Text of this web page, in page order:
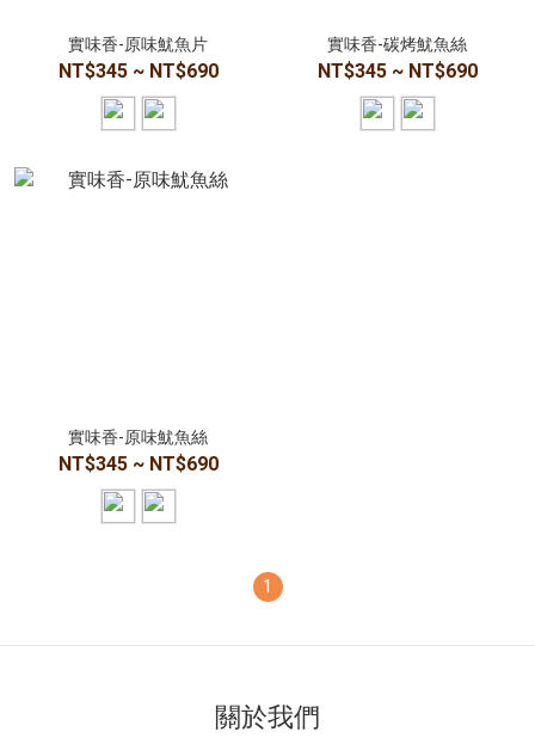
實味香-原味魷魚片
NT$345 ~ NT$690
實味香-碳烤魷魚絲
NT$345 ~ NT$690
實味香-原味魷魚絲
NT$345 ~ NT$690
1
關於我們